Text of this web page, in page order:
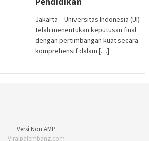
Jakarta – Universitas Indonesia (UI)
telah menentukan keputusan final
dengan pertimbangan kuat secara
komprehensif dalam […]
Versi Non AMP
Viralpalembang.com